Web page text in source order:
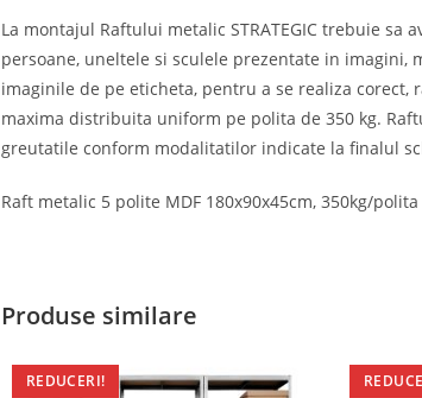
La montajul Raftului metalic STRATEGIC trebuie
persoane, uneltele si sculele prezentate in
imaginile de pe eticheta, pentru a se realiza corect,
maxima distribuita uniform pe polita de 350 kg.
greutatile conform modalitatilor indicate la finalul
Raft metalic 5 polite MDF 180x90x45cm, 350kg/
Produse similare
REDUCERI!